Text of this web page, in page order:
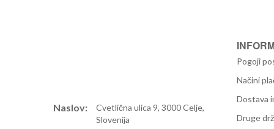
Naslov:
Cvetlična ulica 9, 3000 Celje,
Slovenija
Pogoji
Načini
Dostava
Druge